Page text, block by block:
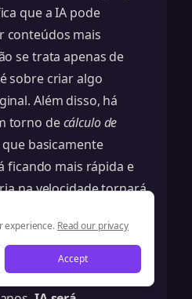
que a IA pode
conteúdos mais
se trata apenas de
sobre criar algo
Além disso, há
torno decálculo de
que basicamente
ficando mais rápida e
na velocidade tornará
em tempo real e
de Conteúdo
será totalmente
experience. Read our privacy
Accept